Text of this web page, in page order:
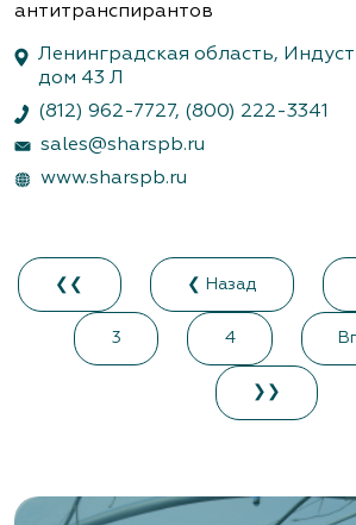
антитранспирантов
Ленинградская область,
дом 43 Л
(812) 962-7727, (800) 222-3341
sales@sharspb.ru
www.sharspb.ru
❮❮ ❮ Назад
3 4
❯❯